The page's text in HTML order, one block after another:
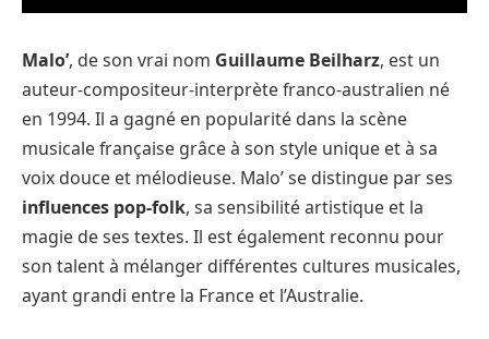
Malo’, de son vrai nom Guillaume Beilharz, est un
auteur-compositeur-interprète franco-australien né
en 1994. Il a gagné en popularité dans la scène
musicale française grâce à son style unique et à sa
voix douce et mélodieuse. Malo’ se distingue par ses
influences pop-folk, sa sensibilité artistique et la
magie de ses textes. Il est également reconnu pour
son talent à mélanger différentes cultures musicales,
ayant grandi entre la France et l’Australie.